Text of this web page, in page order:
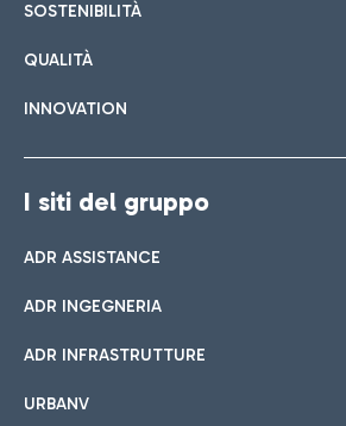
SOSTENIBILITÀ
QUALITÀ
INNOVATION
I siti del gruppo
ADR ASSISTANCE
ADR INGEGNERIA
ADR INFRASTRUTTURE
URBANV